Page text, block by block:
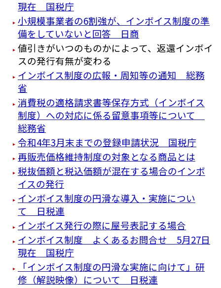
現在 国税庁
小規模事業者の6割強が、インボイス制度の準
備をしていないと回答 日商
値引きがいつのものかによって、返還インボイ
スの発行有無が変わる
インボイス制度の広報・周知等の通知 総務
省
消費税の適格請求書等保存方式（インボイス
制度）への対応に係る留意事項等について
総務省
令和4年3月末までの登録申請状況 国税庁
再販売価格維持制度の対象となる商品とは
税抜価額と税込価額が混在する場合のインボ
イスの発行
インボイス制度の円滑な導入・実施につい
て 日税連
インボイス発行の際に屋号表記する場合
インボイス制度 よくあるお問合せ 5月27日
現在 国税庁
「インボイス制度の円滑な実施に向けて」研
修（解説映像）について 日税連